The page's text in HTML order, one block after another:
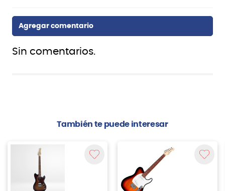
Sin comentarios.
También te puede interesar